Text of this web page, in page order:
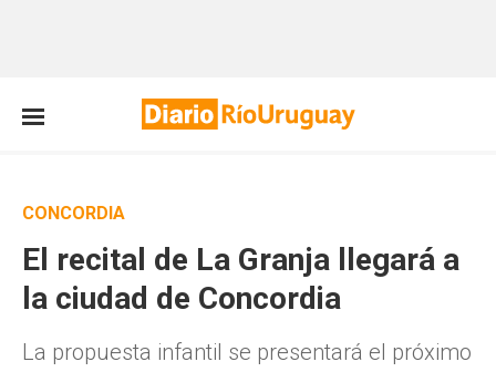
CONCORDIA
El recital de La Granja llegará a
la ciudad de Concordia
La propuesta infantil se presentará el próximo